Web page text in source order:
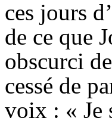
ces jours
de ce que
obscurci
cessé de
voix : « Je